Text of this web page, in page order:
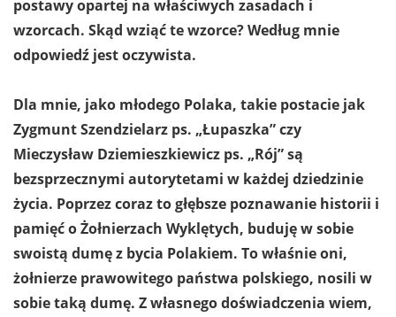
postawy opartej na właściwych zasadach i
wzorcach. Skąd wziąć te wzorce? Według mnie
odpowiedź jest oczywista.
Dla mnie, jako młodego Polaka, takie postacie jak
Zygmunt Szendzielarz ps. „Łupaszka” czy
Mieczysław Dziemieszkiewicz ps. „Rój” są
bezsprzecznymi autorytetami w każdej dziedzinie
życia. Poprzez coraz to głębsze poznawanie historii i
pamięć o Żołnierzach Wyklętych, buduję w sobie
swoistą dumę z bycia Polakiem. To właśnie oni,
żołnierze prawowitego państwa polskiego, nosili w
sobie taką dumę. Z własnego doświadczenia wiem,